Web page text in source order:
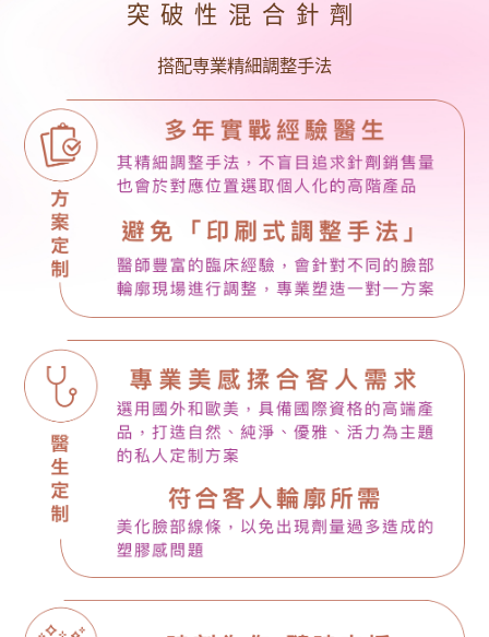
突破性混合針劑
搭配専業精細調整手法